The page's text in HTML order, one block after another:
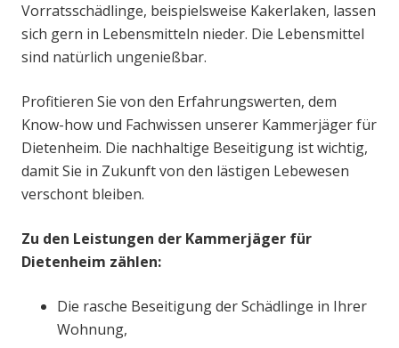
Vorratsschädlinge, beispielsweise Kakerlaken, lassen
sich gern in Lebensmitteln nieder. Die Lebensmittel
sind natürlich ungenießbar.
Profitieren Sie von den Erfahrungswerten, dem
Know-how und Fachwissen unserer Kammerjäger für
Dietenheim. Die nachhaltige Beseitigung ist wichtig,
damit Sie in Zukunft von den lästigen Lebewesen
verschont bleiben.
Zu den Leistungen der Kammerjäger für
Dietenheim zählen:
Die rasche Beseitigung der Schädlinge in Ihrer
Wohnung,